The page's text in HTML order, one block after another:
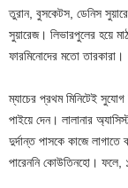
তুরান, বুসকেটস, ডেনিস
সুয়ারেজ। লিভারপুলের হয়ে
ফারমিনোদের মতো তারকারা।
ম্যাচের প্রথম মিনিটেই
পাইয়ে দেন। লালানার
দুর্দান্ত পাসকে কাজে লাগাতে
পারেননি কোউতিনহো। ফলে,